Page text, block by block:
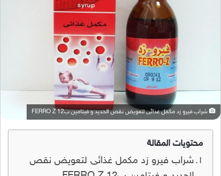
شراب فيرو زد مكمل غذائى لتعويض نقص الحديد و فيتامين ب12 FERRO Z
محتويات المقالة
شراب فيرو زد مكمل غذائى لتعويض نقص